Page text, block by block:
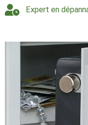
Expert en